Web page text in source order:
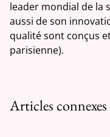
leader mondial de la
aussi de son
qualité sont conçus
parisienne).
Articles connexes